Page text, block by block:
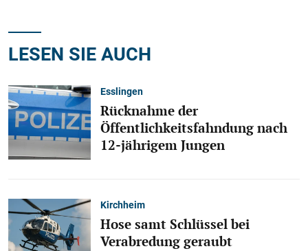
LESEN SIE AUCH
Esslingen
Rücknahme der
Öffentlichkeitsfahndung nach
12-jährigem Jungen
Kirchheim
Hose samt Schlüssel bei
Verabredung geraubt